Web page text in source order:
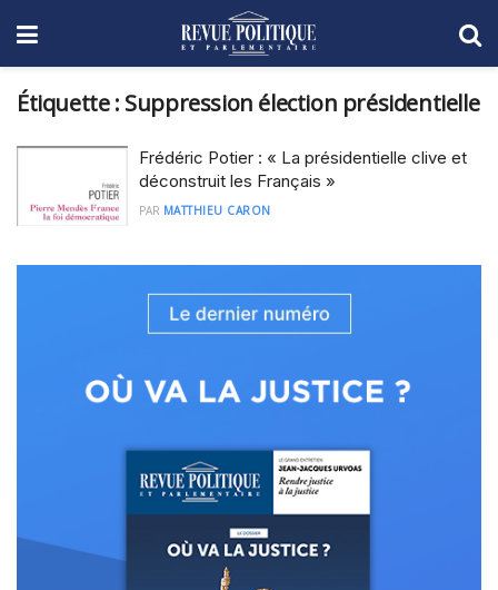
Étiquette : Suppression élection présidentielle
Frédéric Potier : « La présidentielle clive et
déconstruit les Français »
PAR MATTHIEU CARON